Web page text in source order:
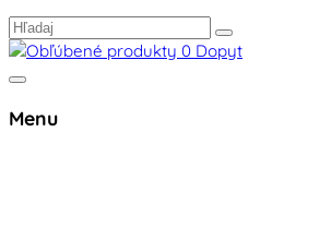
0 Dopyt
Menu